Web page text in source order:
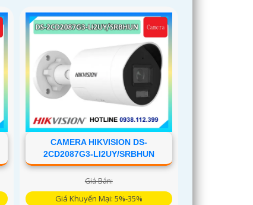
CAMERA HIKVISION DS-
2CD2087G3-LI2UY/SRBHUN
Giá Bán:
Giá Khuyến Mại: 5%-35%